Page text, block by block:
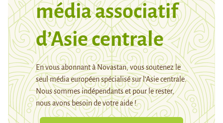
média associatif
d’Asie centrale
En vous abonnant à Novastan, vous soutenez le
seul média européen spécialisé sur l’Asie centrale.
Nous sommes indépendants et pour le rester,
nous avons besoin de votre aide !